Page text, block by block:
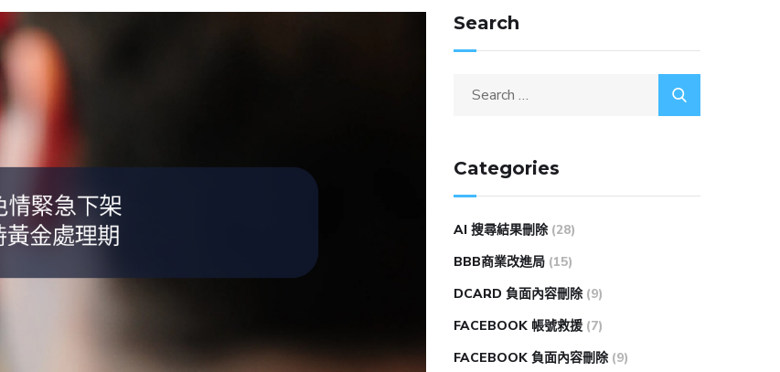
Search
Categories
AI 搜尋結果刪除 (28)
BBB商業改進局 (15)
DCARD 負面內容刪除 (9)
FACEBOOK 帳號救援 (7)
FACEBOOK 負面內容刪除 (9)